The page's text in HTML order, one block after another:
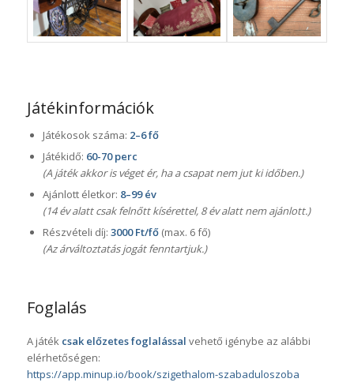
Játékinformációk
Játékosok száma: 2–6 fő
Játékidő: 60-70 perc
(A játék akkor is véget ér, ha a csapat nem jut ki időben.)
Ajánlott életkor: 8–99 év
(14 év alatt csak felnőtt kísérettel, 8 év alatt nem ajánlott.)
Részvételi díj: 3000 Ft/fő(max. 6 fő)
(Az árváltoztatás jogát fenntartjuk.)
Foglalás
A játék csak előzetes foglalással vehető igénybe az alábbi
elérhetőségen:
https://app.minup.io/book/szigethalom-szabaduloszoba